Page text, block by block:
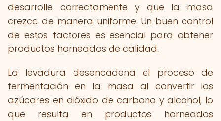
desarrolle correctamente y que la masa
crezca de manera uniforme. Un buen control
de estos factores es esencial para obtener
productos horneados de calidad.
La levadura desencadena el proceso de
fermentación en la masa al convertir los
azúcares en dióxido de carbono y alcohol, lo
que resulta en productos horneados